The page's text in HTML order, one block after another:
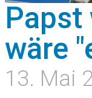
Papst
wäre
13. Mai